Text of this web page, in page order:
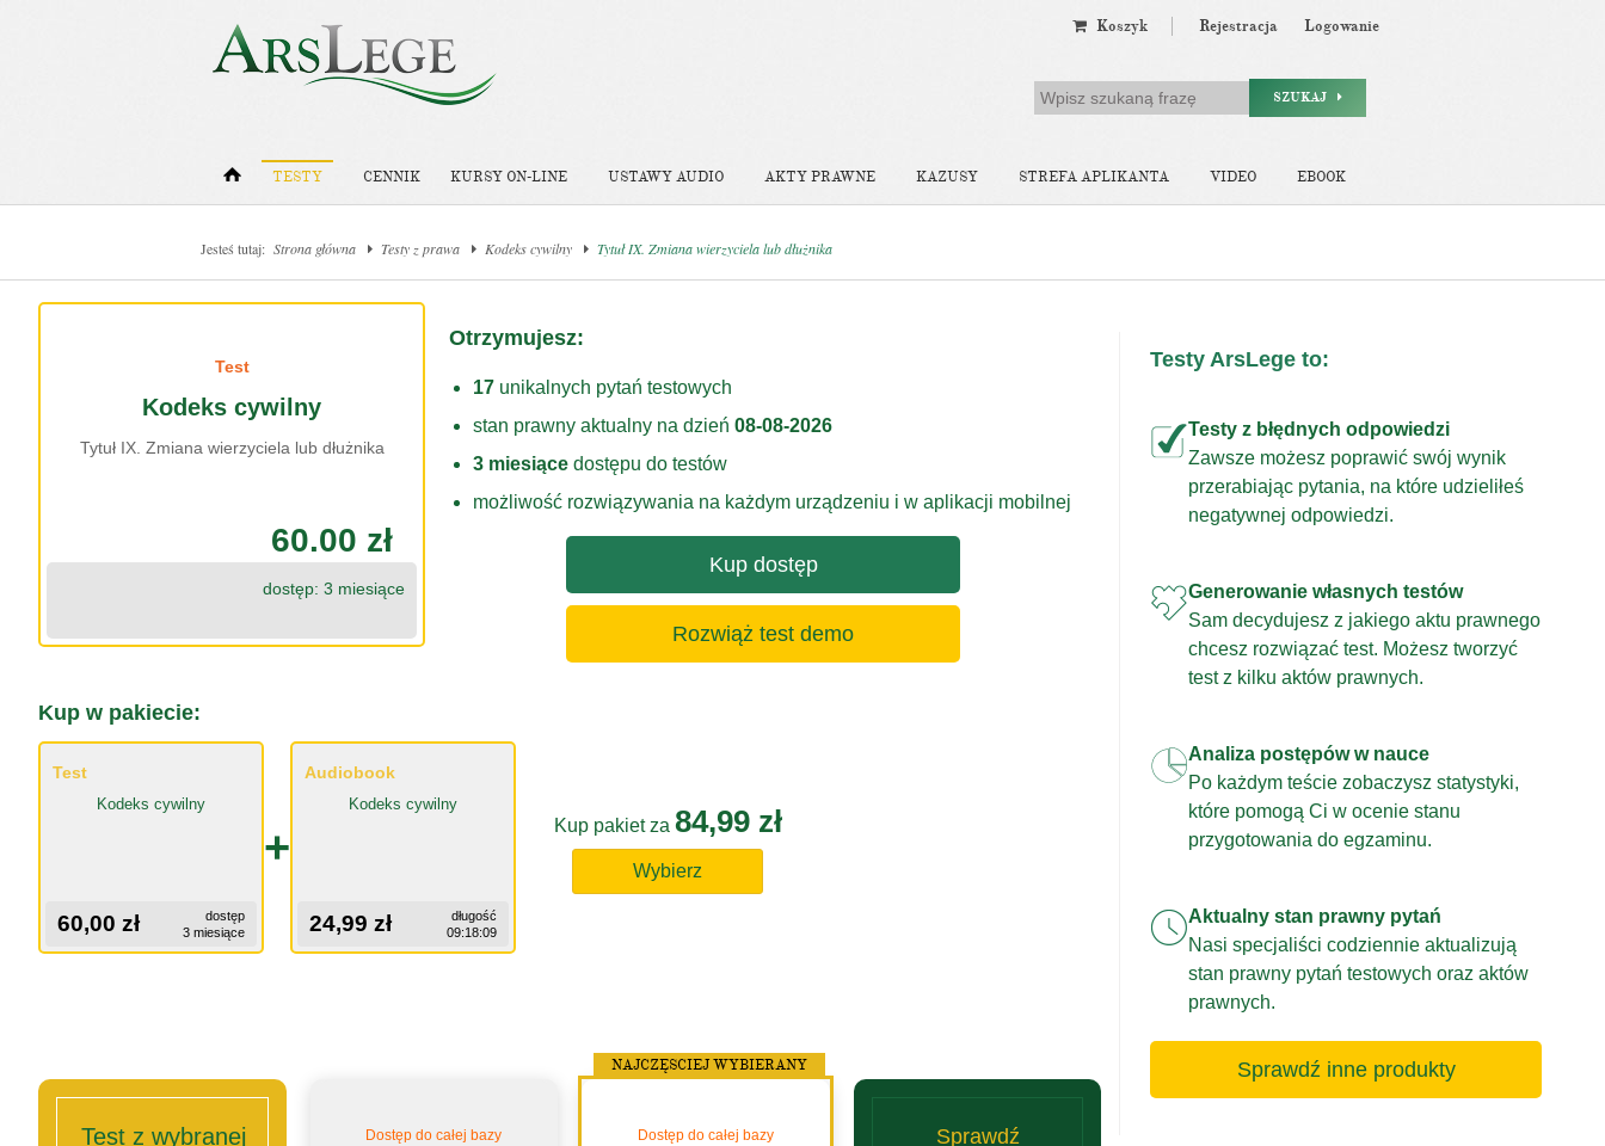
Koszyk Rejestracja Logowanie
SZUKAJ
TESTY CENNIK KURSY ON-LINE USTAWY AUDIO AKTY PRAWNE KAZUSY STREFA APLIKANTA VIDEO EBOOK
Jesteś tutaj: Strona główna Testy z prawa Kodeks cywilny Tytuł IX. Zmiana wierzyciela lub dłużnika
Test
Kodeks cywilny
Tytuł IX. Zmiana wierzyciela lub dłużnika
60.00 zł
dostęp: 3 miesiące
Otrzymujesz:
17 unikalnych pytań testowych
stan prawny aktualny na dzień 08-08-2026
3 miesiące dostępu do testów
możliwość rozwiązywania na każdym urządzeniu i w aplikacji mobilnej
Kup dostęp
Rozwiąż test demo
Kup w pakiecie:
Test
Kodeks cywilny
60,00 zł
dostęp
3 miesiące
+
Audiobook
Kodeks cywilny
24,99 zł
długość
09:18:09
Kup pakiet za 84,99 zł
Wybierz
Test z wybranej
Dostęp do całej bazy Dostęp do całej bazy
NAJCZĘSCIEJ WYBIERANY
Sprawdź
Testy ArsLege to:
Testy z błędnych odpowiedzi
Zawsze możesz poprawić swój wynik
przerabiając pytania, na które udzieliłeś
negatywnej odpowiedzi.
Generowanie własnych testów
Sam decydujesz z jakiego aktu prawnego
chcesz rozwiązać test. Możesz tworzyć
test z kilku aktów prawnych.
Analiza postępów w nauce
Po każdym teście zobaczysz statystyki,
które pomogą Ci w ocenie stanu
przygotowania do egzaminu.
Aktualny stan prawny pytań
Nasi specjaliści codziennie aktualizują
stan prawny pytań testowych oraz aktów
prawnych.
Sprawdź inne produkty